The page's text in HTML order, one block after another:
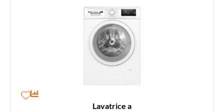
Lavatrice a